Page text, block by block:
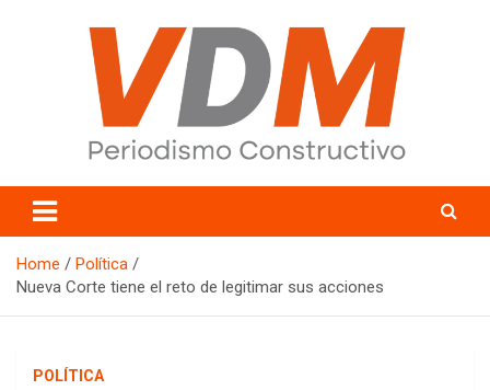
valledelmayo.com
Home
Política
Nueva Corte tiene el reto de legitimar sus acciones
POLÍTICA